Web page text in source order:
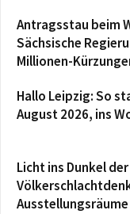
Antragsstau beim
Sächsische
Millionen-
Hallo Leipzig: So
August 2026, ins
Licht ins Dunkel